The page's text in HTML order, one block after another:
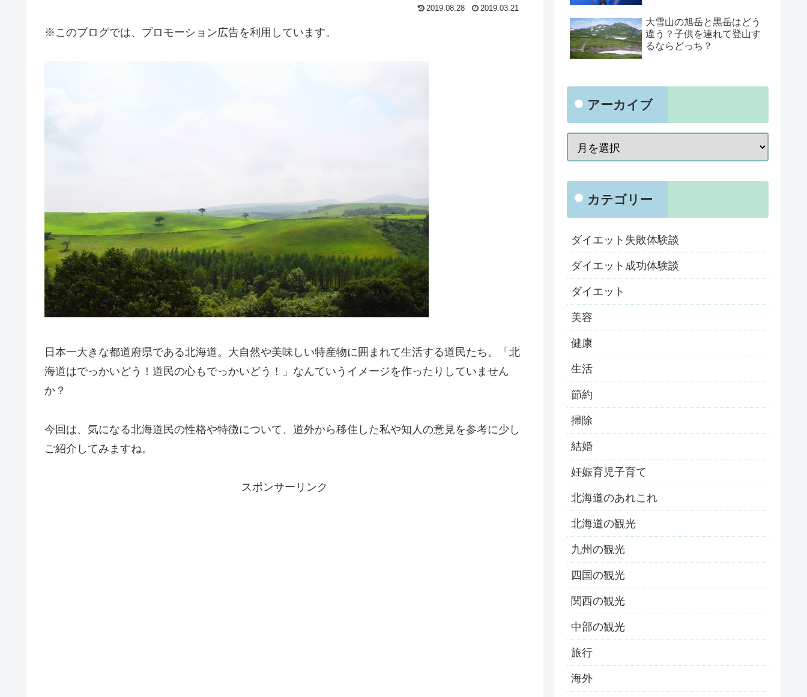
2019.08.28 2019.03.21
※このブログでは、プロモーション広告を利用しています。
日本一大きな都道府県である北海道。大自然や美味しい特産物に囲まれて生活する道民たち。「北
海道はでっかいどう！道民の心もでっかいどう！」なんていうイメージを作ったりしていません
か？
今回は、気になる北海道民の性格や特徴について、道外から移住した私や知人の意見を参考に少し
ご紹介してみますね。
スポンサーリンク
大雪山の旭岳と黒岳はどう
違う？子供を連れて登山す
るならどっち？
アーカイブ
カテゴリー
ダイエット失敗体験談
ダイエット成功体験談
ダイエット
美容
健康
生活
節約
掃除
結婚
妊娠育児子育て
北海道のあれこれ
北海道の観光
九州の観光
四国の観光
関西の観光
中部の観光
旅行
海外